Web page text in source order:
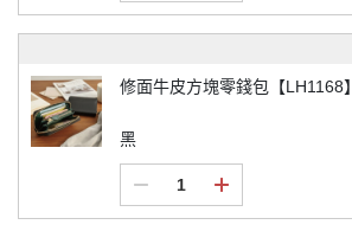
修面牛皮方塊零錢包【LH1168】
黑